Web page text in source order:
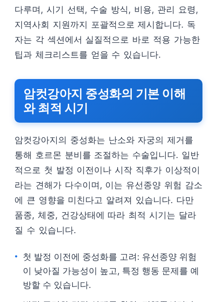
다루며, 시기 선택, 수술 방식, 비용, 관리 요령,
지역사회 지원까지 포괄적으로 제시합니다. 독
자는 각 섹션에서 실질적으로 바로 적용 가능한
팁과 체크리스트를 얻을 수 있습니다.
암컷강아지 중성화의 기본 이해
와 최적 시기
암컷강아지의 중성화는 난소와 자궁의 제거를
통해 호르몬 분비를 조절하는 수술입니다. 일반
적으로 첫 발정 이전이나 시작 직후가 이상적이
라는 견해가 다수이며, 이는 유선종양 위험 감소
에 큰 영향을 미친다고 알려져 있습니다. 다만
품종, 체중, 건강상태에 따라 최적 시기는 달라
질 수 있습니다.
첫 발정 이전에 중성화를 고려: 유선종양 위험
이 낮아질 가능성이 높고, 특정 행동 문제를 예
방할 수 있습니다.